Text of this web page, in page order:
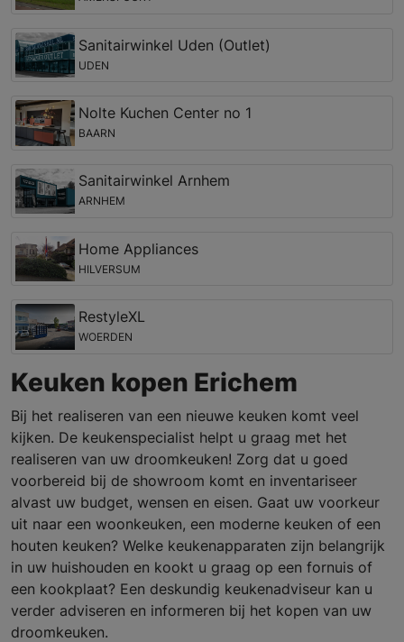
Sanitairwinkel Uden (Outlet)
UDEN
Nolte Kuchen Center no 1
BAARN
Sanitairwinkel Arnhem
ARNHEM
Home Appliances
HILVERSUM
RestyleXL
WOERDEN
Keuken kopen Erichem
Bij het realiseren van een nieuwe keuken komt veel
kijken. De keukenspecialist helpt u graag met het
realiseren van uw droomkeuken! Zorg dat u goed
voorbereid bij de showroom komt en inventariseer
alvast uw budget, wensen en eisen. Gaat uw voorkeur
uit naar een woonkeuken, een moderne keuken of een
houten keuken? Welke keukenapparaten zijn belangrijk
in uw huishouden en kookt u graag op een fornuis of
een kookplaat? Een deskundig keukenadviseur kan u
verder adviseren en informeren bij het kopen van uw
droomkeuken.